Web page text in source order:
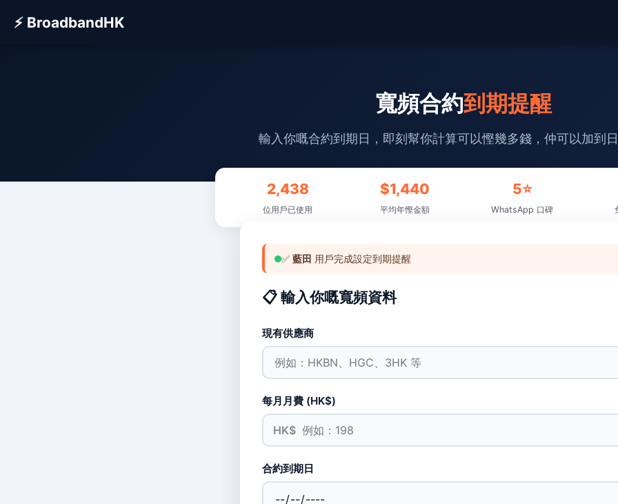
⚡ BroadbandHK
寬頻合約到期提醒
輸入你嘅合約到期日，即刻幫你計算可以慳幾多錢，仲可以加到日
2,438
位用戶已使用
$1,440
平均年慳金額
5⭐
WhatsApp 口碑
✅ 藍田 用戶完成設定到期提醒
📋 輸入你嘅寬頻資料
現有供應商
每月月費 (HK$)
合約到期日